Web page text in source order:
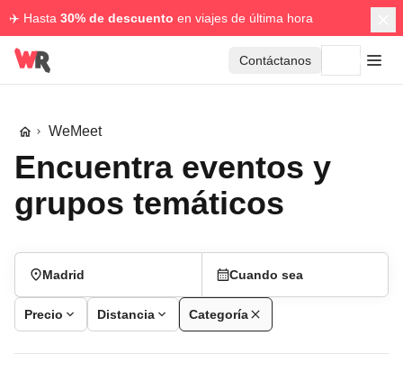
✈️ Hasta 30% de descuento en viajes de última hora
Contáctanos
WeMeet
Encuentra eventos y
grupos temáticos
Madrid Cuando sea
Precio Distancia Categoría